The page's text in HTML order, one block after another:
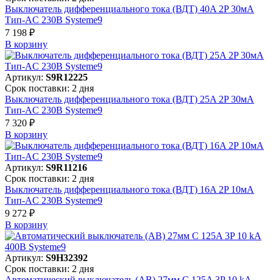
Выключатель дифференциального тока (ВДТ) 40A 2P 30мА
Тип-AC 230В Systeme9
7 198 ₽
В корзинy
Артикул: S9R12225
Срок поставки: 2 дня
Выключатель дифференциального тока (ВДТ) 25A 2P 30мА
Тип-AC 230В Systeme9
7 320 ₽
В корзинy
Артикул: S9R11216
Срок поставки: 2 дня
Выключатель дифференциального тока (ВДТ) 16A 2P 10мА
Тип-AC 230В Systeme9
9 272 ₽
В корзинy
Артикул: S9H32392
Срок поставки: 2 дня